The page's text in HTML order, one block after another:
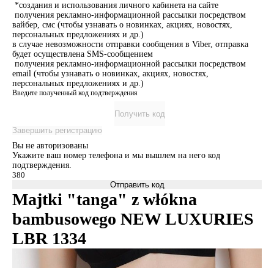
*создания и использования личного кабинета на сайте
получения рекламно-информационной рассылки посредством
вайбер, смс (чтобы узнавать о новинках, акциях, новостях,
персональных предложениях и др.)
в случае невозможности отправки сообщения в Viber, отправка
будет осуществлена SMS-сообщением
получения рекламно-информационной рассылки посредством
email (чтобы узнавать о новинках, акциях, новостях,
персональных предложениях и др.)
Введите полученный код подтверждения
Получить код
Завершить регистрацию
Вы не авторизованы
Укажите ваш номер телефона и мы вышлем на него код
подтверждения.
Отправить код
Majtki "tanga" z włókna
bambusowego NEW LUXURIES
LBR 1334